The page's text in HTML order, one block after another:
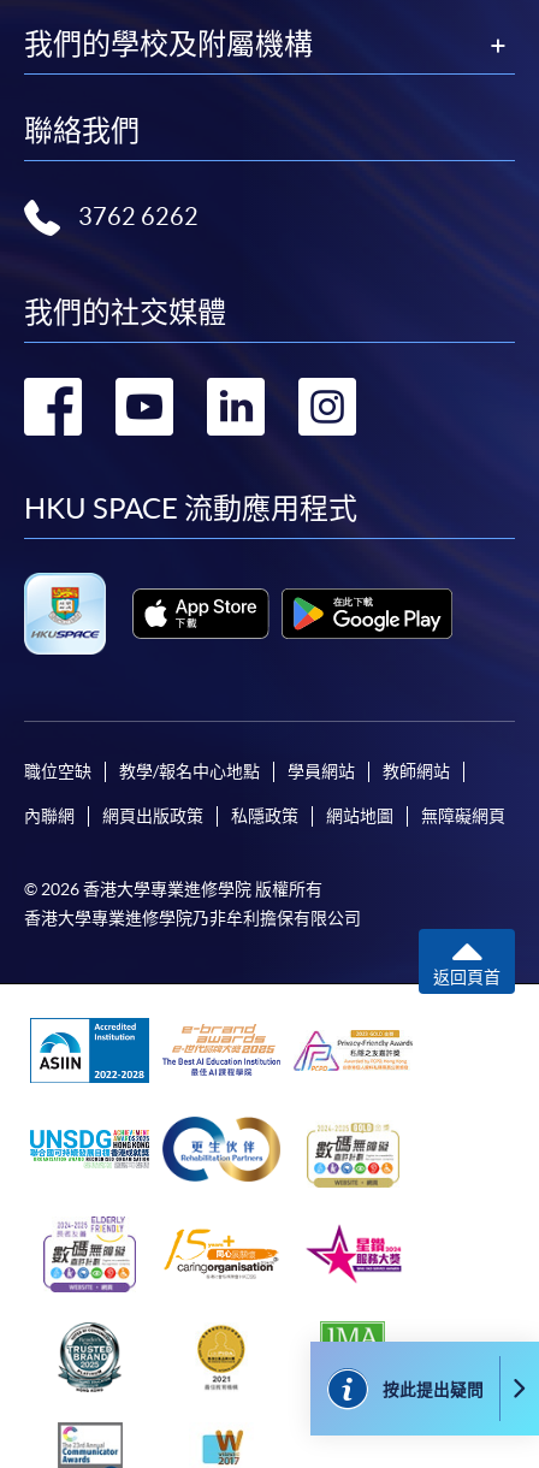
按此提出疑問
折
我們的學校及附屬機構
聯絡我們
3762 6262
我們的社交媒體
轉
facebook
轉
youtube
轉
linkedin
轉
HKU SPACE 流動應用程式
職位空缺 教學/報名中心地點 學員網站 教師網站
內聯網 網頁出版政策 私隱政策 網站地圖 無障礙網頁
© 2026 香港大學專業進修學院 版權所有
香港大學專業進修學院乃非牟利擔保有限公司
返回頁首